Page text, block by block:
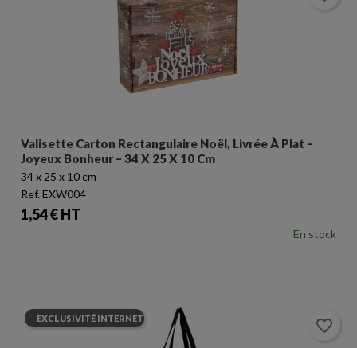
Valisette Carton Rectangulaire Noël, Livrée À Plat –
Joyeux Bonheur – 34 X 25 X 10 Cm
34 x 25 x 10 cm
Ref. EXW004
Prix
1,54 € HT
En stock
EXCLUSIVITÉ INTERNET favorite_border